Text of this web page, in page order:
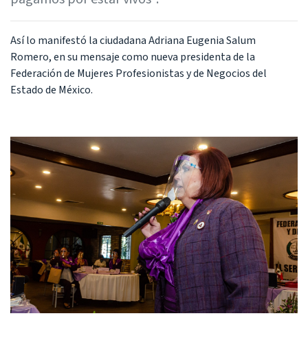
Así lo manifestó la ciudadana Adriana Eugenia Salum
Romero, en su mensaje como nueva presidenta de la
Federación de Mujeres Profesionistas y de Negocios del
Estado de México.